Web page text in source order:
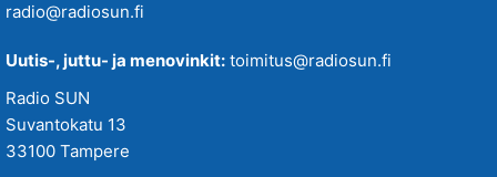
radio@radiosun.fi
Uutis-, juttu- ja menovinkit: toimitus@radiosun.fi
Radio SUN
Suvantokatu 13
33100 Tampere